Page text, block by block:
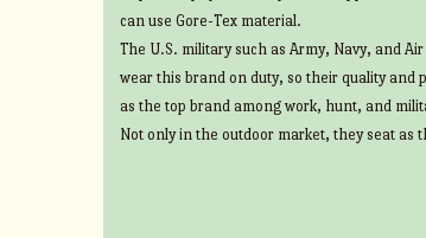
can use Gore-Tex material.
The U.S. military such as Army, Navy, and
wear this brand on duty, so their quality
as the top brand among work, hunt, and
Not only in the outdoor market, they seat as